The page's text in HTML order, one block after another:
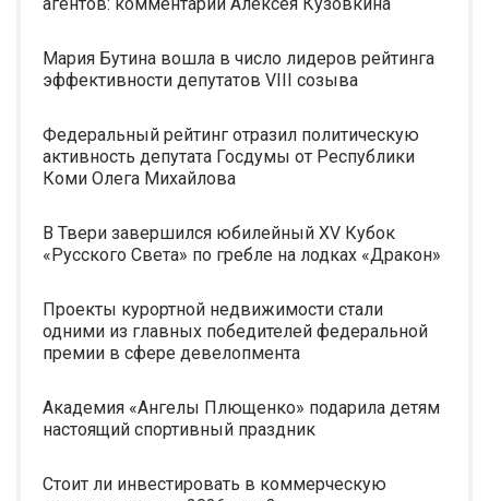
Мария Бутина вошла в число лидеров рейтинга
эффективности депутатов VIII созыва
Федеральный рейтинг отразил политическую
активность депутата Госдумы от Республики
Коми Олега Михайлова
В Твери завершился юбилейный XV Кубок
«Русского Света» по гребле на лодках «Дракон»
Проекты курортной недвижимости стали
одними из главных победителей федеральной
премии в сфере девелопмента
Академия «Ангелы Плющенко» подарила детям
настоящий спортивный праздник
Стоит ли инвестировать в коммерческую